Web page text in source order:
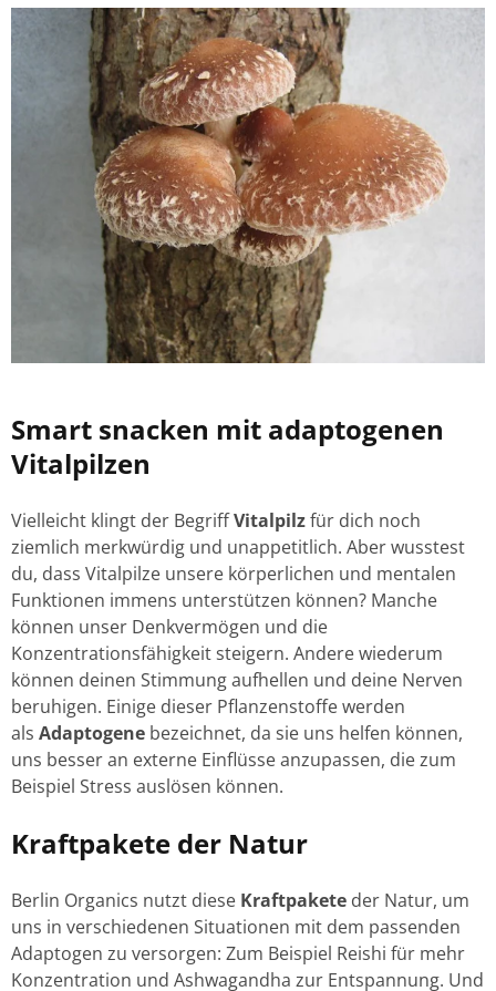
Smart snacken mit adaptogenen
Vitalpilzen
Vielleicht klingt der BegriffVitalpilzfür dich noch
ziemlich merkwürdig und unappetitlich. Aber wusstest
du, dass Vitalpilze unsere körperlichen und mentalen
Funktionen immens unterstützen können? Manche
können unser Denkvermögen und die
Konzentrationsfähigkeit steigern. Andere wiederum
können deinen Stimmung aufhellen und deine Nerven
beruhigen. Einige dieser Pflanzenstoffe werden
als Adaptogene bezeichnet, da sie uns helfen können,
uns besser an externe Einflüsse anzupassen, die zum
Beispiel Stress auslösen können.
Kraftpakete der Natur
Berlin Organics nutzt diese Kraftpakete der Natur, um
uns in verschiedenen Situationen mit dem passenden
Adaptogen zu versorgen: Zum Beispiel Reishi für mehr
Konzentration und Ashwagandha zur Entspannung. Und